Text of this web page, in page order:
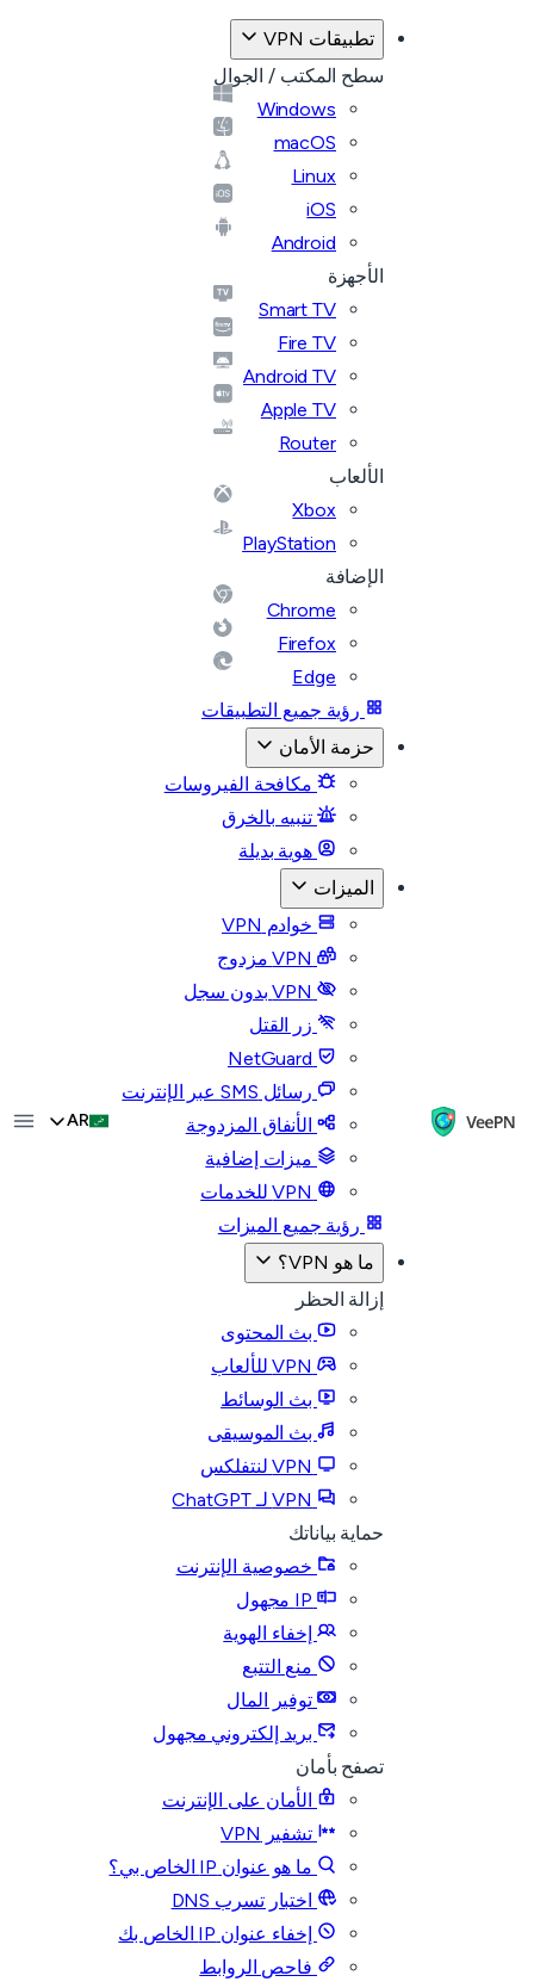
تطبيقات VPN
سطح المكتب / الجوال
Windows
macOS
Linux
iOS
Android
الأجهزة
Smart TV
Fire TV
Android TV
Apple TV
Router
الألعاب
Xbox
PlayStation
الإضافة
Chrome
Firefox
Edge
رؤية جميع التطبيقات
حزمة الأمان
مكافحة الفيروسات
تنبيه بالخرق
هوية بديلة
الميزات
خوادم VPN
VPN مزدوج
VPN بدون سجل
زر القتل
NetGuard
رسائل SMS عبر الإنترنت
الأنفاق المزدوجة
ميزات إضافية
VPN للخدمات
رؤية جميع الميزات
ما هو VPN؟
إزالة الحظر
بث المحتوى
VPN للألعاب
بث الوسائط
بث الموسيقى
VPN لنتفلكس
VPN لـ ChatGPT
حماية بياناتك
خصوصية الإنترنت
IP مجهول
إخفاء الهوية
منع التتبع
توفير المال
بريد إلكتروني مجهول
تصفح بأمان
الأمان على الإنترنت
تشفير VPN
ما هو عنوان IP الخاص بي؟
اختبار تسرب DNS
إخفاء عنوان IP الخاص بك
فاحص الروابط
AR